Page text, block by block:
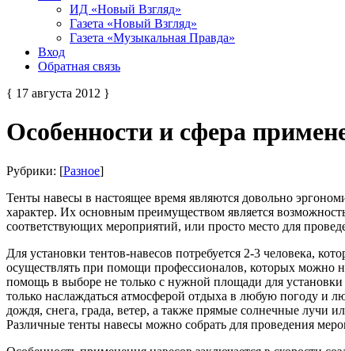
ИД «Новый Взгляд»
Газета «Новый Взгляд»
Газета «Музыкальная Правда»
Вход
Обратная связь
{ 17 августа 2012 }
Особенности и сфера
Рубрики: [Разное]
Тенты навесы в настоящее время являются довольно
характер. Их основным преимуществом является
соответствующих мероприятий, или просто место для
Для установки тентов-навесов потребуется 2-3 человека,
осуществлять при помощи профессионалов, которых можно
помощь в выборе не только с нужной площади для установки
только наслаждаться атмосферой отдыха в любую погоду и
дождя, снега, града, ветер, а также прямые солнечные лучи
Различные тенты навесы можно собрать для проведения